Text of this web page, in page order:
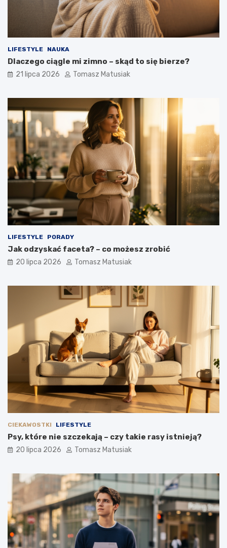
LIFESTYLE NAUKA
Dlaczego ciągle mi zimno – skąd to się bierze?
21 lipca 2026 Tomasz Matusiak
LIFESTYLE PORADY
Jak odzyskać faceta? – co możesz zrobić
20 lipca 2026 Tomasz Matusiak
CIEKAWOSTKI LIFESTYLE
Psy, które nie szczekają – czy takie rasy istnieją?
20 lipca 2026 Tomasz Matusiak